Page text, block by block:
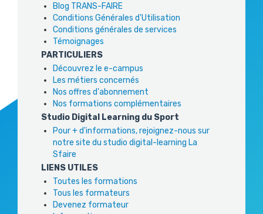
Blog TRANS-FAIRE
Conditions Générales d'Utilisation
Conditions générales de services
Témoignages
PARTICULIERS
Découvrez le e-campus
Les métiers concernés
Nos offres d'abonnement
Nos formations complémentaires
Studio Digital Learning du Sport
Pour + d'informations, rejoignez-nous sur
notre site du studio digital-learning La
Sfaire
LIENS UTILES
Toutes les formations
Tous les formateurs
Devenez formateur